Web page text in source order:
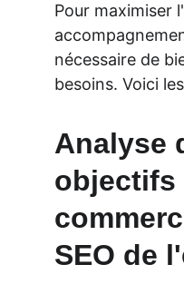
Pour maximiser
nécessaire de
besoins. Voici
Analyse
objectifs
SEO de